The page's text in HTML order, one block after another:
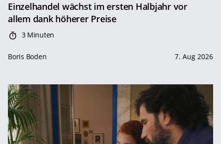
Einzelhandel wächst im ersten Halbjahr vor
allem dank höherer Preise
3 Minuten
Boris Boden 7. Aug 2026